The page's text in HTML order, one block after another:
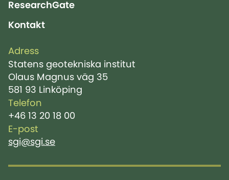
ResearchGate
Kontakt
Adress
Statens geotekniska institut
Olaus Magnus väg 35
581 93 Linköping
Telefon
+46 13 20 18 00
E-post
sgi@sgi.se